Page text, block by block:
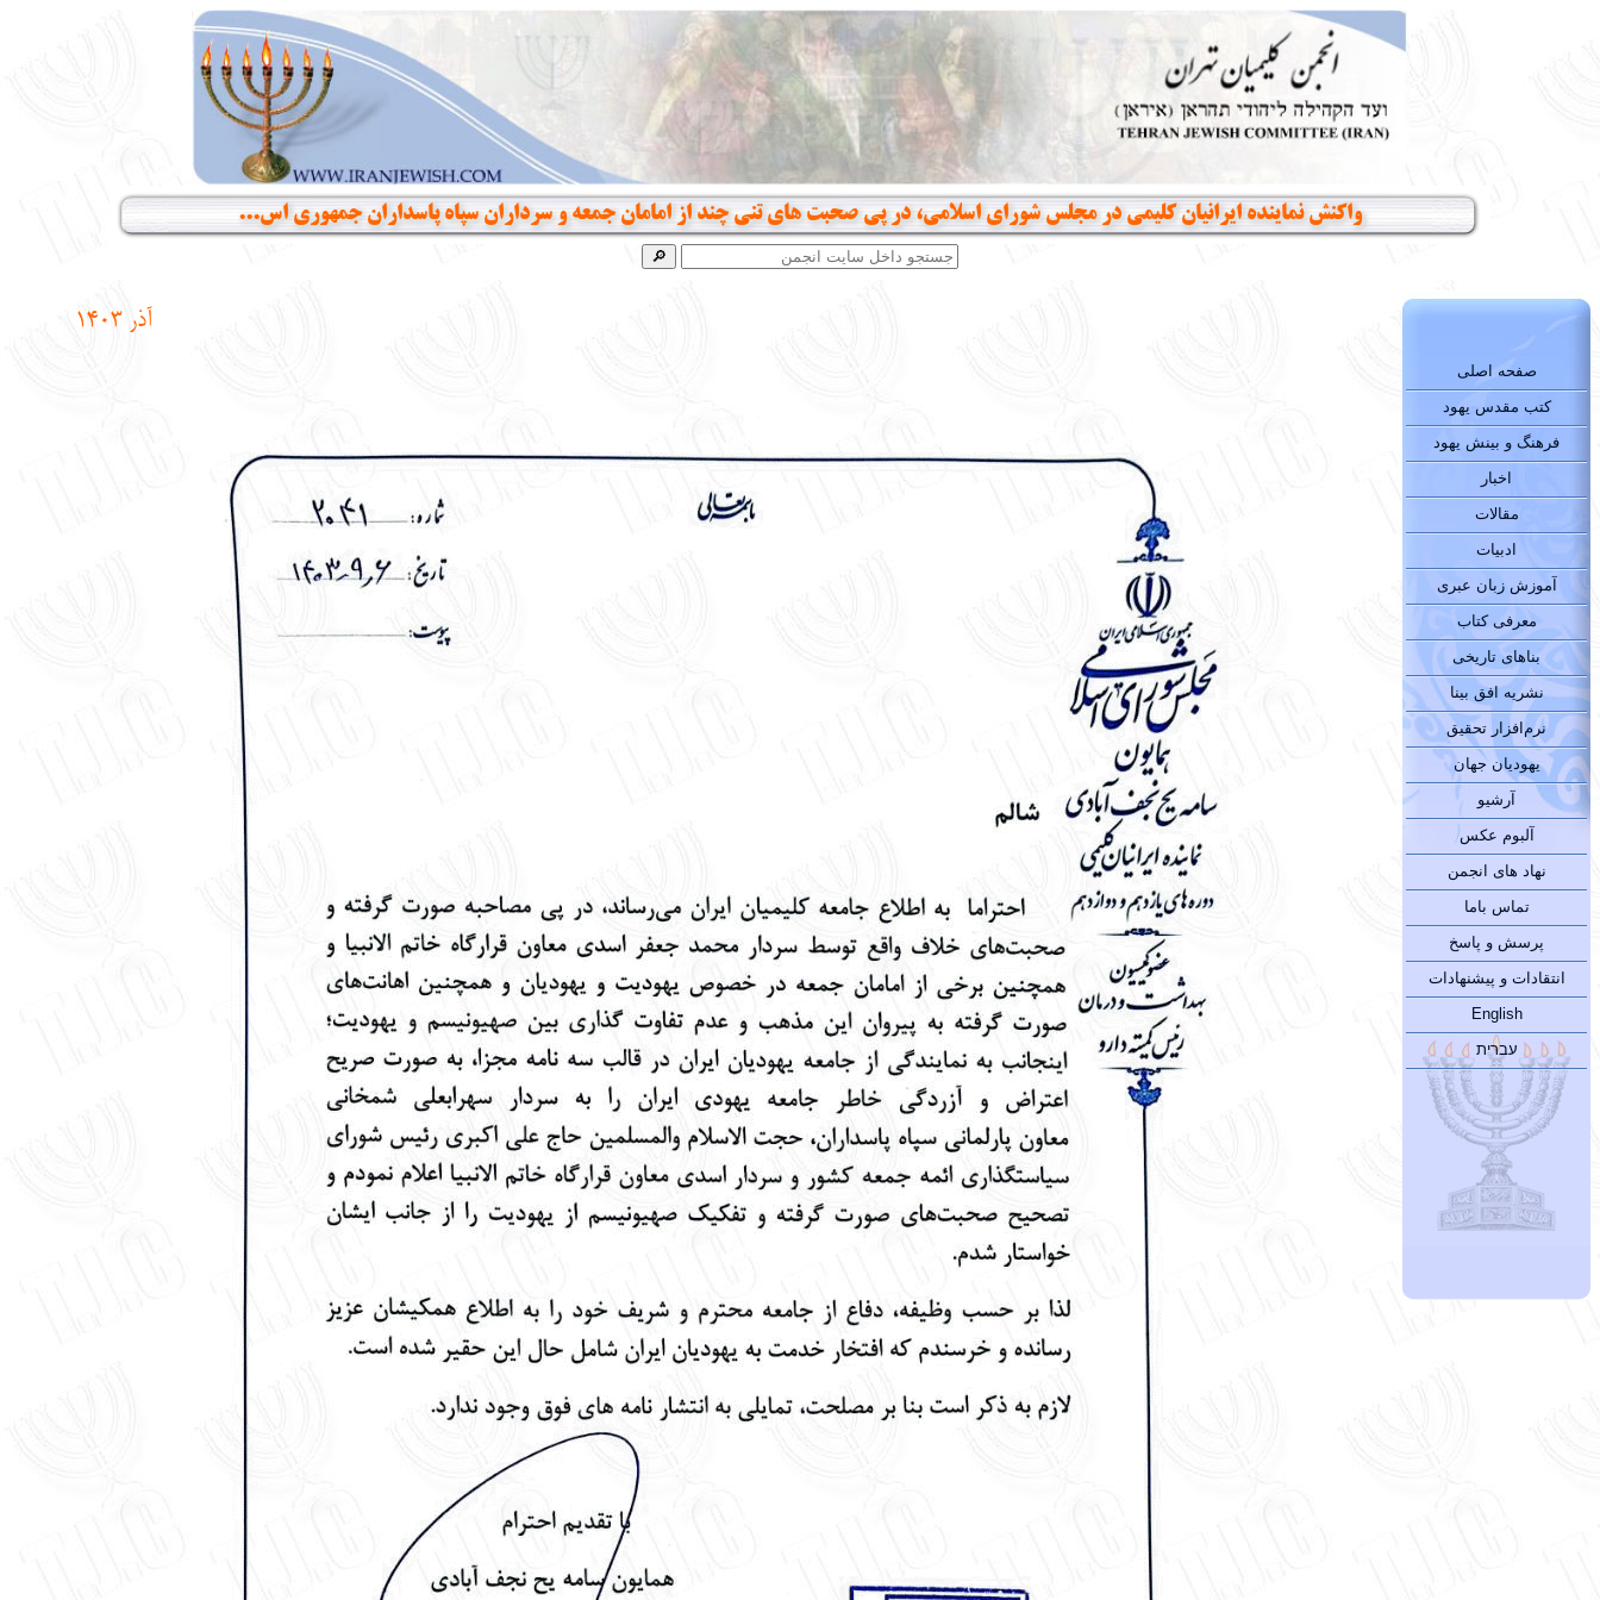
واکنش نماینده ایرانیان کلیمی در مجلس شورای اسلامی، در پی صحبت های تنی چند از امامان جمعه و سرداران سپاه پاسداران جمهوری اس...
صفحه اصلی
کتب مقدس یهود
فرهنگ و بینش یهود
اخبار
مقالات
ادبیات
آموزش زبان عبری
معرفی کتاب
بناهای تاریخی
نشریه افق بینا
نرم‌افزار تحقیق
یهودیان جهان
آرشیو
آلبوم عکس
نهاد های انجمن
تماس باما
پرسش و پاسخ
انتقادات و پیشنهادات
English
עברית
آذر 1403